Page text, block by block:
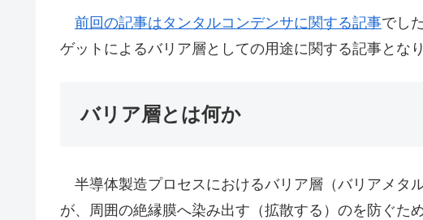
前回の記事はタンタルコンデンサに関する記事でし
ゲットによるバリア層としての用途に関する記事となり
バリア層とは何か
半導体製造プロセスにおけるバリア層（バリアメタル
が、周囲の絶縁膜へ染み出す（拡散する）のを防ぐた